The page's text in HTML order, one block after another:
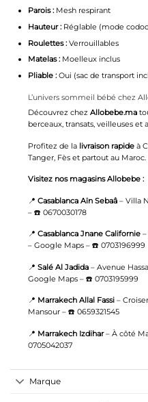
Parois :Mesh respirant
Hauteur :Réglable (mode
Roulettes :Verrouillables
Matelas :Moelleux inclus
Pliable :Oui (sac de transport
L’univers sommeil bébé chez
Découvrez chez Allobebe.ma
berceaux, transats, veilleuseset
Profitez de la livraison rapideà
Tanger, Fès et partout au Maroc.
Visitez nos magasins Allobebe :
📍 Casablanca Aïn Sebaâ– Villa
– ☎️ 0670030178
📍 Casablanca Jnane Californie–
– Google Maps– ☎️ 0703196999
📍 Salé Al Jadida– Avenue
Google Maps– ☎️ 0703195999
📍 Marrakech Allal Fassi–
Mansour – ☎️ 0659321545
📍 Marrakech Izdihar– À côté
0705042037
Marque